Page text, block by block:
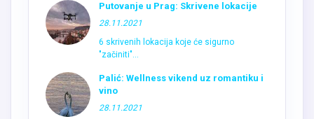
Putovanje u Prag: Skrivene lokacije
28.11.2021
6 skrivenih lokacija koje će sigurno
"začiniti"...
Palić: Wellness vikend uz romantiku i
vino
28.11.2021